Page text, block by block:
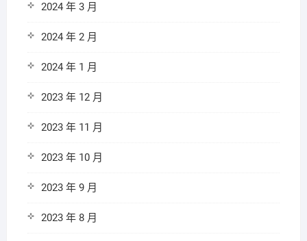
2024 年 3 月
2024 年 2 月
2024 年 1 月
2023 年 12 月
2023 年 11 月
2023 年 10 月
2023 年 9 月
2023 年 8 月